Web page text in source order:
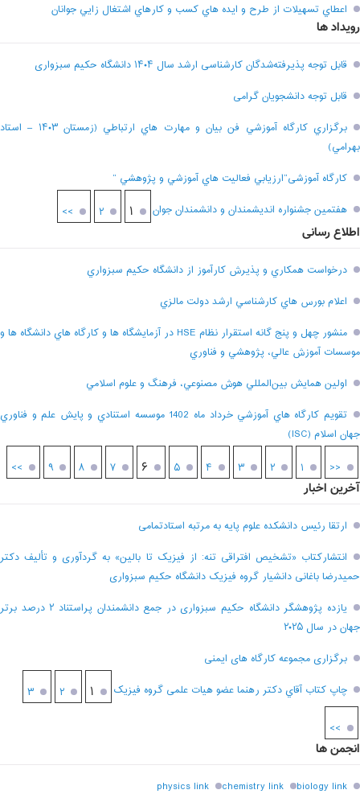
اعطاي تسهيلات از طرح و ايده هاي کسب و کارهاي اشتغال زايي جوانان
رویداد ها
قابل توجه پذیرفته‌شدگان کارشناسی ارشد سال ۱۴۰۴ دانشگاه حکیم سبزواری
قابل توجه دانشجویان گرامی
برگزاري کارگاه آموزشي فن بيان و مهارت هاي ارتباطي (زمستان ۱۴۰۳ – استاد
بهرامي)
کارگاه آموزشی”ارزيابي فعاليت هاي آموزشي و پژوهشي “
هفتمين جشنواره انديشمندان و دانشمندان جوان
۱ ۲ >>
اطلاع رسانی
درخواست همکاري و پذيرش کارآموز از دانشگاه حکيم سبزواري
اعلام بورس هاي کارشناسي ارشد دولت مالزي
منشور چهل و پنج گانه استقرار نظام HSE در آزمايشگاه ها و کارگاه هاي دانشگاه ها و
موسسات آموزش عالي، پژوهشي و فناوري
اولين همايش بين‌المللي هوش مصنوعي، فرهنگ و علوم اسلامي
تقويم کارگاه هاي آموزشي خرداد ماه 1402 موسسه استنادي و پايش علم و فناوري
جهان اسلام (ISC)
<< ۱ ۲ ۳ ۴ ۵ ۶ ۷ ۸ ۹ >>
آخرین اخبار
ارتقا رئیس دانشکده علوم پایه به مرتبه استادتمامی
انتشارکتاب «تشخیص افتراقی تنه: از فیزیک تا بالین» به گردآوری و تألیف دکتر
حمیدرضا باغانی دانشیار گروه فیزیک دانشگاه حکیم سبزواری
یازده پژوهشگر دانشگاه حکیم سبزواری در جمع دانشمندان پراستناد ۲ درصد برتر
جهان در سال ۲۰۲۵
برگزاری مجموعه کارگاه های ایمنی
چاپ کتاب آقاي دکتر رهنما عضو هیات علمی گروه فیزیک
۱ ۲ ۳
>>
انجمن ها
biology link
chemistry link
physics link